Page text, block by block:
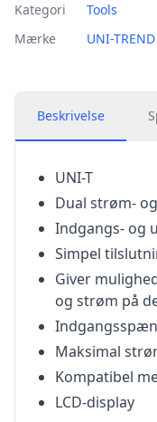
Kategori
Tools
Mærke
UNI-TREND
Beskrivelse
UNI-T
Dual strøm-
Indgangs- og
Simpel
Giver
og strøm på
Maksimal
Kompatibel
LCD-display